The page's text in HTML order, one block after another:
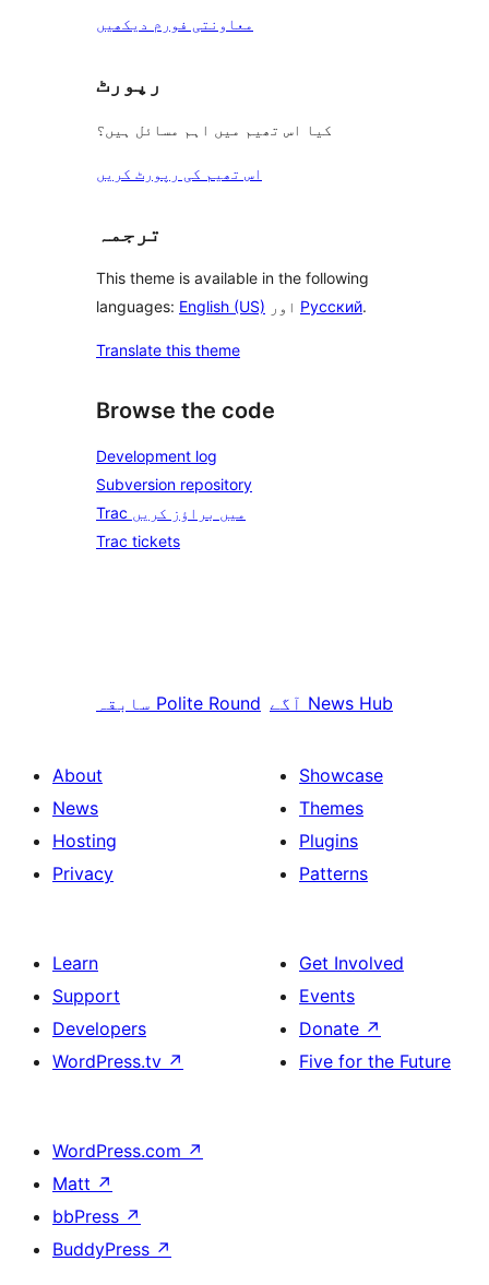
معاونتی فورم دیکھیں
رپورٹ
کیا اس تھیم میں اہم مسائل ہیں؟
اس تھیم کی رپورٹ کریں
ترجمہ
This theme is available in the following
languages: English (US) Русский.
Translate this theme
Browse the code
Development log
Subversion repository
Trac میں براؤز کریں
Trac tickets
سابقہ Polite Round آگے News Hub
About
News
Hosting
Privacy
Showcase
Themes
Plugins
Patterns
Learn
Support
Developers
WordPress.tv ↗
Get Involved
Events
Donate ↗
Five for the Future
WordPress.com ↗
Matt ↗
bbPress ↗
BuddyPress ↗